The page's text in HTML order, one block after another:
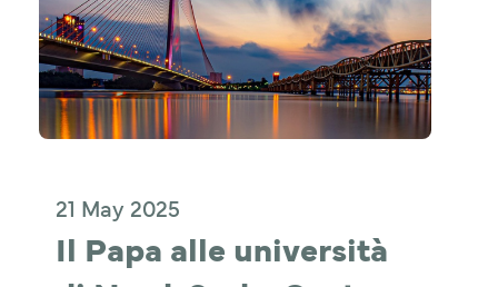
21 May 2025
Il Papa alle università